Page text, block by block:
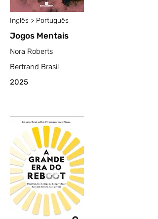
Inglês > Português
Jogos Mentais
Nora Roberts
Bertrand Brasil
2025